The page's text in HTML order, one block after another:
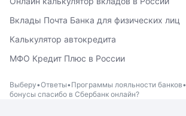
Вклады Почта Банка для физических лиц
Калькулятор автокредита
МФО Кредит Плюс в России
Выберу Ответы Программы лояльности банков
бонусы спасибо в Сбербанк онлайн?